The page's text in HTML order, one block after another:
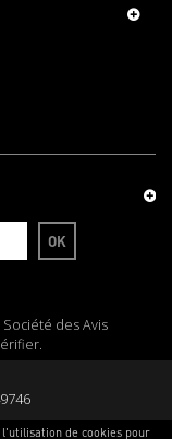
de cookies pour
OK
des Avis
.